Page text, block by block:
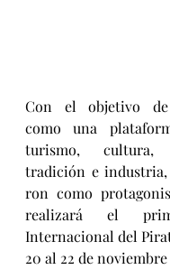
Con el objetivo de
como una
turismo, cultura,
tradición e
ron como
realizará el
Internacional del
20 al 22 de